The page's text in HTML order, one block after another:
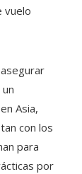
vuelo
Asia,
con los
para
por